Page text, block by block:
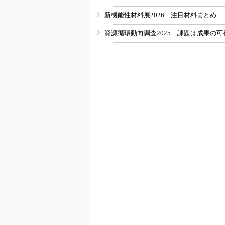
新機能性材料展2026 注目材料まとめ
資源循環動向調査2025 課題は成果の可